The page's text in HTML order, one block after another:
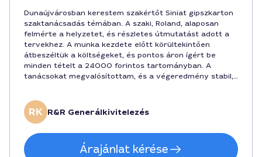
Dunaújvárosban kerestem szakértőt Siniat gipszkarton
szaktanácsadás témában. A szaki, Roland, alaposan
felmérte a helyzetet, és részletes útmutatást adott a
tervekhez. A munka kezdete előtt körültekintően
átbeszéltük a költségeket, és pontos áron ígért be
minden tételt a 24000 forintos tartományban. A
tanácsokat megvalósítottam, és a végeredmény stabil,
megoldást keres Dunaújvárosban.
R&R Generálkivitelezés
Árajánlat kérése